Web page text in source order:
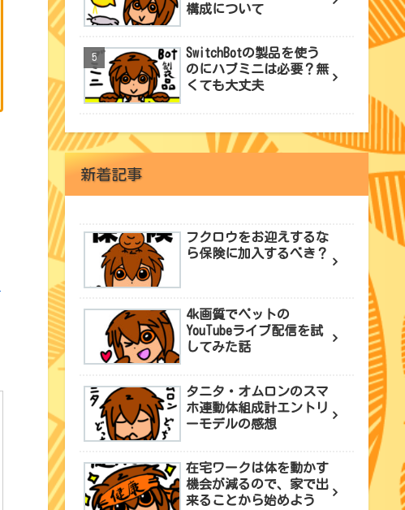
構成について
SwitchBotの製品を使う
のにハブミニは必要？無
くても大丈夫
新着記事
フクロウをお迎えするな
ら保険に加入するべき？
4k画質でペットの
YouTubeライブ配信を試
してみた話
タニタ・オムロンのスマ
ホ連動体組成計エントリ
ーモデルの感想
在宅ワークは体を動かす
機会が減るので、家で出
来ることから始めよう